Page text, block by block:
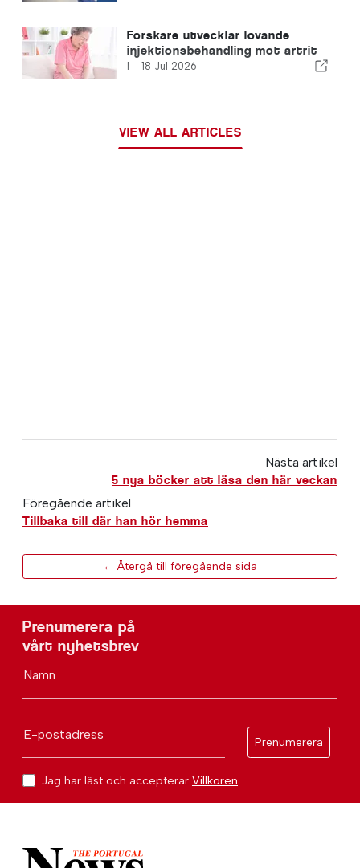
Forskare utvecklar lovande
injektionsbehandling mot artrit
I - 18 Jul 2026
VIEW ALL ARTICLES
Nästa artikel
5 nya böcker att läsa den här veckan
Föregående artikel
Tillbaka till där han hör hemma
← Återgå till föregående sida
Prenumerera på
vårt nyhetsbrev
Namn
E-postadress
Prenumerera
Jag har läst och accepterar Villkoren